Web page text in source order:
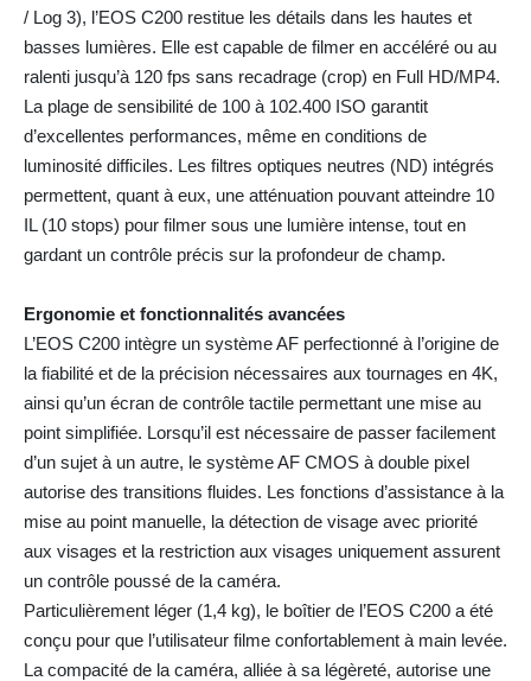
/ Log 3), l’EOS C200 restitue les détails dans les hautes et
basses lumières. Elle est capable de filmer en accéléré ou au
ralenti jusqu’à 120 fps sans recadrage (crop) en Full HD/MP4.
La plage de sensibilité de 100 à 102.400 ISO garantit
d’excellentes performances, même en conditions de
luminosité difficiles. Les filtres optiques neutres (ND) intégrés
permettent, quant à eux, une atténuation pouvant atteindre 10
IL (10 stops) pour filmer sous une lumière intense, tout en
gardant un contrôle précis sur la profondeur de champ.
Ergonomie et fonctionnalités avancées
L’EOS C200 intègre un système AF perfectionné à l’origine de
la fiabilité et de la précision nécessaires aux tournages en 4K,
ainsi qu’un écran de contrôle tactile permettant une mise au
point simplifiée. Lorsqu’il est nécessaire de passer facilement
d’un sujet à un autre, le système AF CMOS à double pixel
autorise des transitions fluides. Les fonctions d’assistance à la
mise au point manuelle, la détection de visage avec priorité
aux visages et la restriction aux visages uniquement assurent
un contrôle poussé de la caméra.
Particulièrement léger (1,4 kg), le boîtier de l’EOS C200 a été
conçu pour que l’utilisateur filme confortablement à main levée.
La compacité de la caméra, alliée à sa légèreté, autorise une